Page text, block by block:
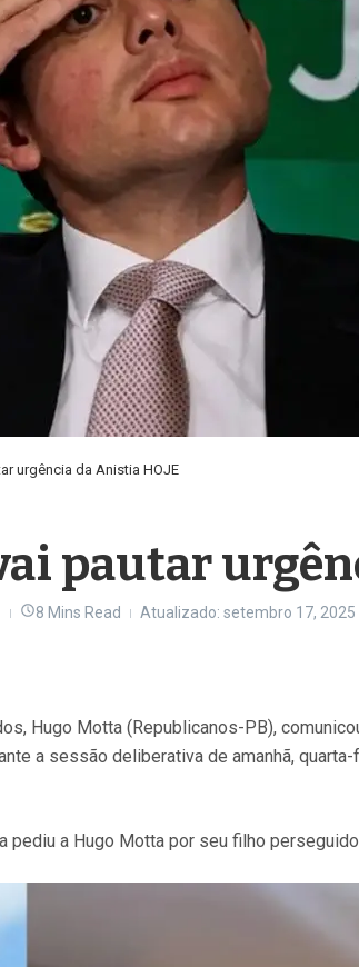
urgência da Anistia HOJE
pautar
8 Mins Read Atualizado: setembro 17, 2025
Hugo Motta (Republicanos-PB),
a sessão deliberativa de amanhã,
pediu a Hugo Motta por seu filho